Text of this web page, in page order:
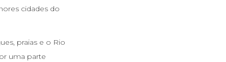
cidades do
praias e o Rio
uma parte